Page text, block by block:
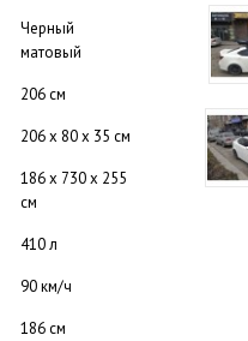
Черный
матовый
206 см
206 x 80 x 35 см
186 x 730 x 255
см
410 л
90 км/ч
186 см